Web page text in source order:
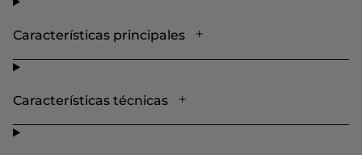
Características principales
Características técnicas